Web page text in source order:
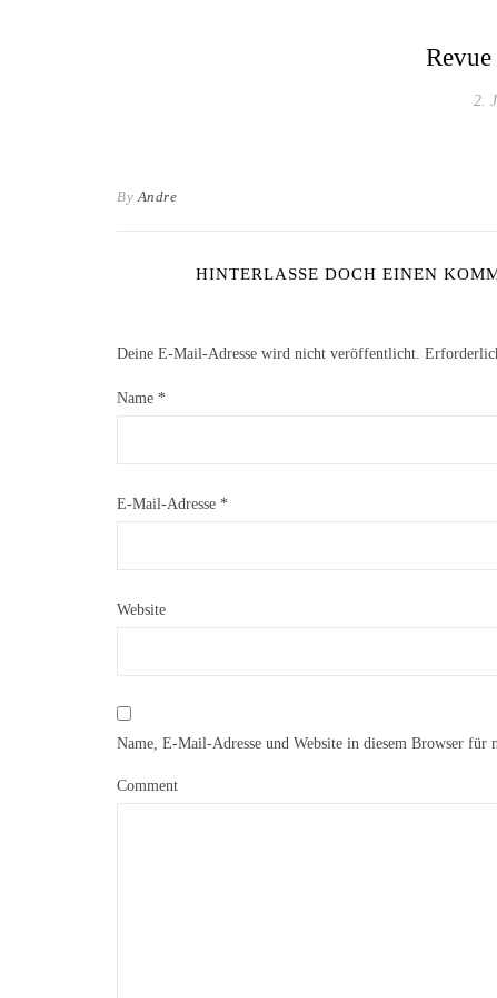
2.
ByAndre
HINTERLASSE DOCH EINEN
Deine E-Mail-Adresse wird nicht veröffentlicht.
Name *
E-Mail-Adresse *
Website
Name, E-Mail-Adresse und Website in diesem Browser für
Comment